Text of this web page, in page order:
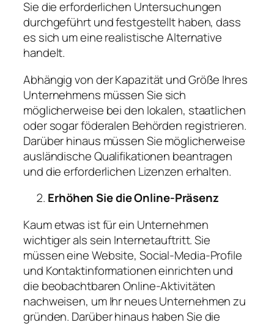
Sie die erforderlichen Untersuchungen
durchgeführt und festgestellt haben, dass
es sich um eine realistische Alternative
handelt.
Abhängig von der Kapazität und Größe Ihres
Unternehmens müssen Sie sich
möglicherweise bei den lokalen, staatlichen
oder sogar föderalen Behörden registrieren.
Darüber hinaus müssen Sie möglicherweise
ausländische Qualifikationen beantragen
und die erforderlichen Lizenzen erhalten.
Erhöhen Sie die Online-Präsenz
Kaum etwas ist für ein Unternehmen
wichtiger als sein Internetauftritt. Sie
müssen eine Website, Social-Media-Profile
und Kontaktinformationen einrichten und
die beobachtbaren Online-Aktivitäten
nachweisen, um Ihr neues Unternehmen zu
gründen. Darüber hinaus haben Sie die